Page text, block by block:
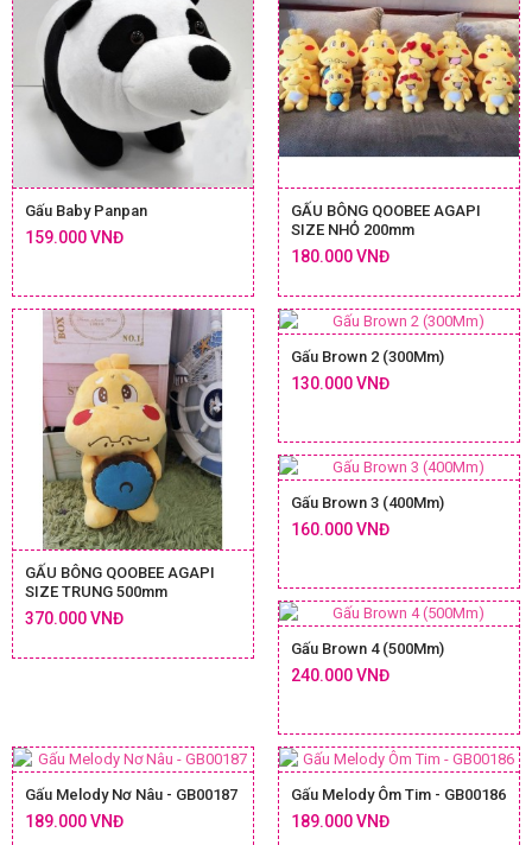
Gấu Baby Panpan
159.000 VNĐ
GẤU BÔNG QOOBEE AGAPI
SIZE NHỎ 200mm
180.000 VNĐ
GẤU BÔNG QOOBEE AGAPI
SIZE TRUNG 500mm
370.000 VNĐ
Gấu Brown 2 (300Mm)
130.000 VNĐ
Gấu Brown 3 (400Mm)
160.000 VNĐ
Gấu Brown 4 (500Mm)
240.000 VNĐ
Gấu Melody Nơ Nâu - GB00187
189.000 VNĐ
Gấu Melody Ôm Tim - GB00186
189.000 VNĐ